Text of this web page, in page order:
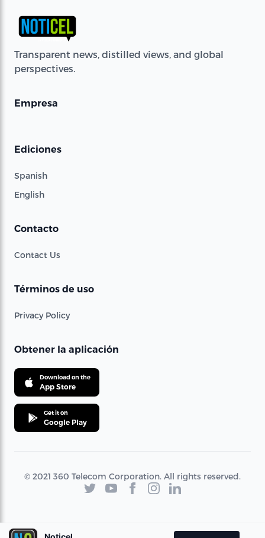
Transparent news, distilled views, and global
perspectives.
Empresa
Ediciones
Spanish
English
Contacto
Contact Us
Términos de uso
Privacy Policy
Obtener la aplicación
Download on the
App Store
Get it on
Google Play
© 2021 360 Telecom Corporation. All rights reserved.